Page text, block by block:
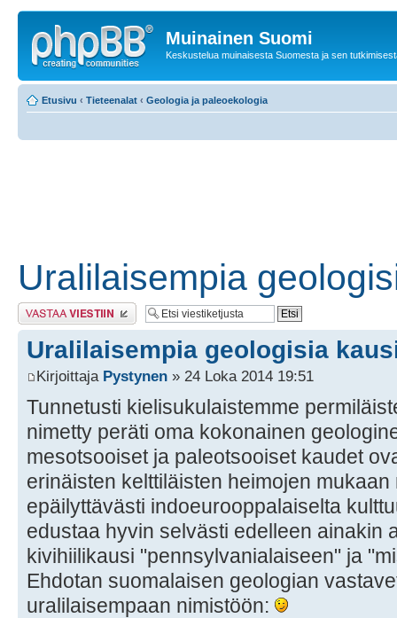
Muinainen Suomi
Keskustelua muinaisesta Suomesta ja sen
Etusivu ‹ Tieteenalat ‹ Geologia ja paleoekologia
Uralilaisempia
Lähetä vastaus
Uralilaisempia geologisia
Kirjoittaja Pystynen » 24 Loka 2014 19:51
Tunnetusti kielisukulaistemme
nimetty peräti oma kokonainen
mesotsooiset ja paleotsooiset kaudet
erinäisten kelttiläisten heimojen
epäilyttävästi indoeurooppalaiselta
edustaa hyvin selvästi edelleen ainakin
kivihiilikausi "pennsylvanialaiseen" ja
Ehdotan suomalaisen geologian
uralilaisempaan nimistöön: